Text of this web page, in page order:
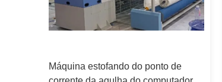
Máquina estofando do ponto de